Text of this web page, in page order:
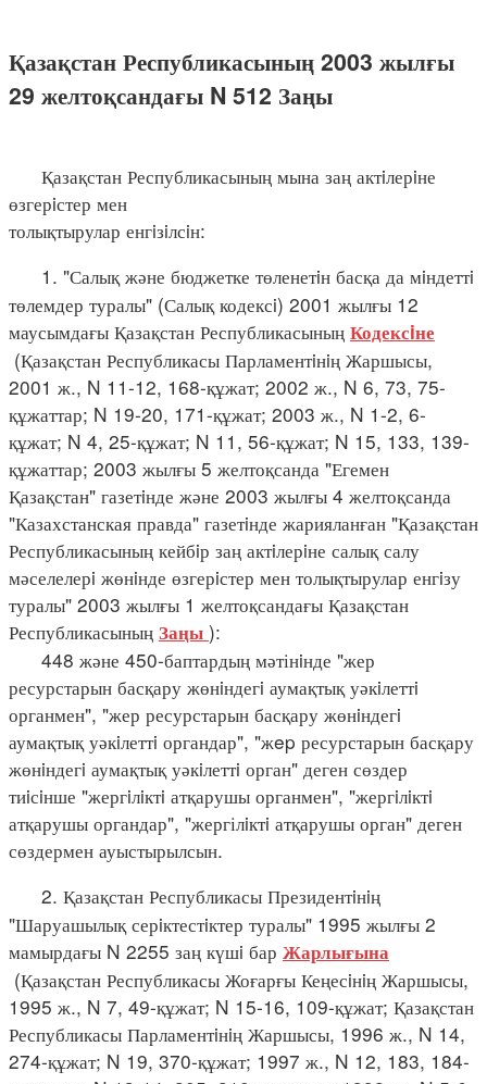
Қазақстан Республикасының 2003 жылғы
29 желтоқсандағы N 512 Заңы
Қазақстан Республикасының мына заң актiлерiне
өзгерiстер мен
толықтырулар енгiзiлсiн:
1. "Салық және бюджетке төленетiн басқа да мiндеттi
төлемдер туралы" (Салық кодексi) 2001 жылғы 12
маусымдағы Қазақстан Республикасының Кодексiне
(Қазақстан Республикасы Парламентiнiң Жаршысы,
2001 ж., N 11-12, 168-құжат; 2002 ж., N 6, 73, 75-
құжаттар; N 19-20, 171-құжат; 2003 ж., N 1-2, 6-
құжат; N 4, 25-құжат; N 11, 56-құжат; N 15, 133, 139-
құжаттар; 2003 жылғы 5 желтоқсанда "Егемен
Қазақстан" газетiнде және 2003 жылғы 4 желтоқсанда
"Казахстанская правда" газетiнде жарияланған "Қазақстан
Республикасының кейбiр заң актiлерiне салық салу
мәселелерi жөнiнде өзгерiстер мен толықтырулар енгiзу
туралы" 2003 жылғы 1 желтоқсандағы Қазақстан
Республикасының Заңы ):
448 және 450-баптардың мәтінiнде "жер
ресурстарын басқару жөнiндегi аумақтық уәкiлеттi
органмен", "жер ресурстарын басқару жөнiндегi
аумақтық уәкiлеттi органдар", "жep ресурстарын басқару
жөнiндегi аумақтық уәкiлеттi орган" деген сөздер
тиiсiнше "жергiлiктi атқарушы органмен", "жергiлiктi
атқарушы органдар", "жергілiктi атқарушы орган" деген
сөздермен ауыстырылсын.
2. Қазақстан Республикасы Президентiнiң
"Шаруашылық серiктестiктер туралы" 1995 жылғы 2
мамырдағы N 2255 заң күшi бар Жарлығына
(Қазақстан Республикасы Жоғарғы Кеңесiнiң Жаршысы,
1995 ж., N 7, 49-құжат; N 15-16, 109-құжат; Қазақстан
Республикасы Парламентiнiң Жаршысы, 1996 ж., N 14,
274-құжат; N 19, 370-құжат; 1997 ж., N 12, 183, 184-